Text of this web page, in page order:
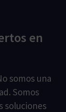
en
somos una
Somos
soluciones